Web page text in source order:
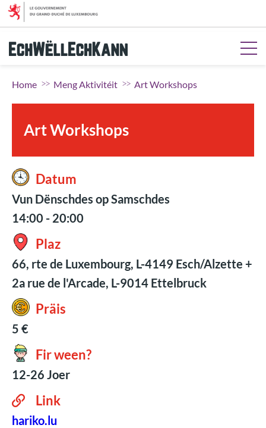
Gitt op de Menü
Gitt op d'Sich
Home Meng Aktivitéit Art Workshops
Art Workshops
Datum
Vun Dënschdes op Samschdes
14:00 - 20:00
Plaz
66, rte de Luxembourg, L-4149 Esch/Alzette +
2a rue de l'Arcade, L-9014 Ettelbruck
Präis
5 €
Fir ween?
12-26 Joer
Link
hariko.lu